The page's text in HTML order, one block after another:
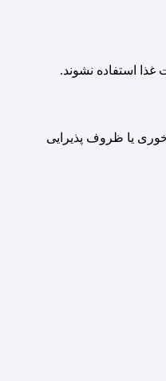
غذا استفاده نشوند.
یا ظروف پذیرایی